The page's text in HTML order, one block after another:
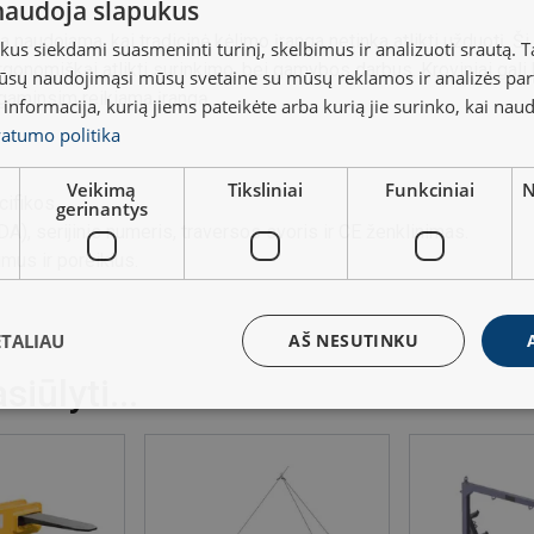
naudojama, kai tradicinė kėlimo įranga netinka atlikti užduotį.
atlikti surinkimo, bei gamybos darbus. Kroviniai
reikiama įrangą.
serijinis numeris, traversos svoris ir CE ženklinimas.
ir poreikius.
slapukus
siekdami suasmeninti turinį, skelbimus ir analizuoti srautą.
naudojimąsi mūsų svetaine su mūsų reklamos ir analizės
kurią jiems pateikėte arba kurią jie surinko, kai
politika
Veikimą
gerinantys
Tiksliniai Funkciniai
AŠ NESUTINKU